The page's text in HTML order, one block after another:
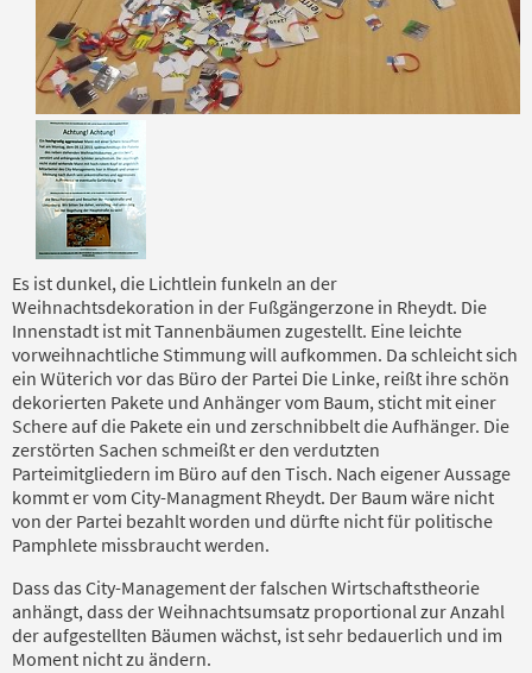
Es ist dunkel, die Lichtlein funkeln an der
Weihnachtsdekoration in der Fußgängerzone in Rheydt. Die
Innenstadt ist mit Tannenbäumen zugestellt. Eine leichte
vorweihnachtliche Stimmung will aufkommen. Da schleicht sich
ein Wüterich vor das Büro der Partei Die Linke, reißt ihre schön
dekorierten Pakete und Anhänger vom Baum, sticht mit einer
Schere auf die Pakete ein und zerschnibbelt die Aufhänger. Die
zerstörten Sachen schmeißt er den verdutzten
Parteimitgliedern im Büro auf den Tisch. Nach eigener Aussage
kommt er vom City-Managment Rheydt. Der Baum wäre nicht
von der Partei bezahlt worden und dürfte nicht für politische
Pamphlete missbraucht werden.
Dass das City-Management der falschen Wirtschaftstheorie
anhängt, dass der Weihnachtsumsatz proportional zur Anzahl
der aufgestellten Bäumen wächst, ist sehr bedauerlich und im
Moment nicht zu ändern.